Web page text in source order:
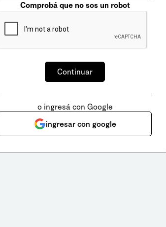
Comprobá que no sos un robot
o ingresá con Google
ingresar con google